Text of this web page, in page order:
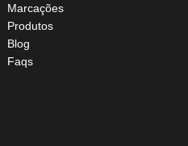
Marcações
Produtos
Blog
Faqs